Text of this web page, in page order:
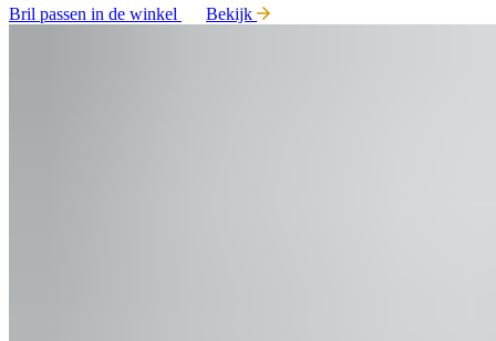
Bril passen in de winkel
Bekijk